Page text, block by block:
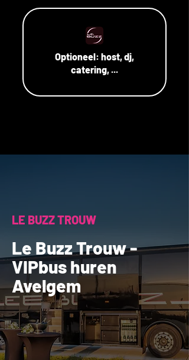
Optioneel: host, dj,
catering, ...
LE BUZZ TROUW
Le Buzz Trouw -
VIPbus huren
Avelgem